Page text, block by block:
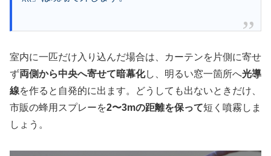
室内に一匹だけ入り込んだ場合は、カーテンを片側に寄せ
ず両側から中央へ寄せて暗幕化し、明るい窓一箇所へ光導
線を作ると自発的に出ます。どうしても出ないときだけ、
市販の蜂用スプレーを2〜3mの距離を保って短く噴霧しま
しょう。